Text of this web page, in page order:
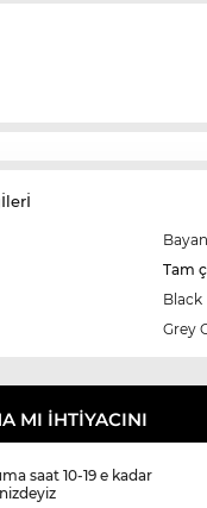
Bayan
Tam
Black
Grey
MI IHTIYACINI
saat 10-19 e kadar